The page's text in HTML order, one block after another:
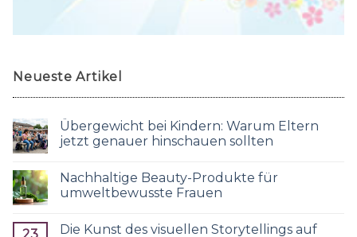
Neueste Artikel
Übergewicht bei Kindern: Warum Eltern
jetzt genauer hinschauen sollten
Nachhaltige Beauty-Produkte für
umweltbewusste Frauen
23
Die Kunst des visuellen Storytellings auf